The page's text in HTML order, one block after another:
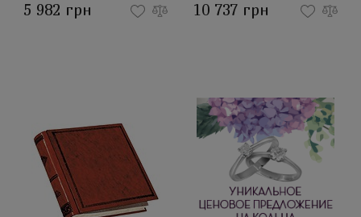
5 982 грн 10 737 грн